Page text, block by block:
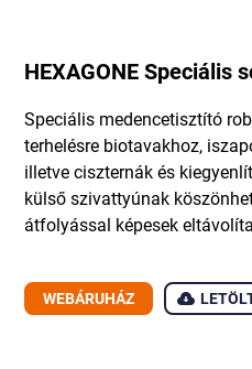
HEXAGONE Speciális
Speciális medencetisztító
terhelésre biotavakhoz,
illetve ciszternák és
külső szivattyúnak
átfolyással képesek
WEBÁRUHÁZ